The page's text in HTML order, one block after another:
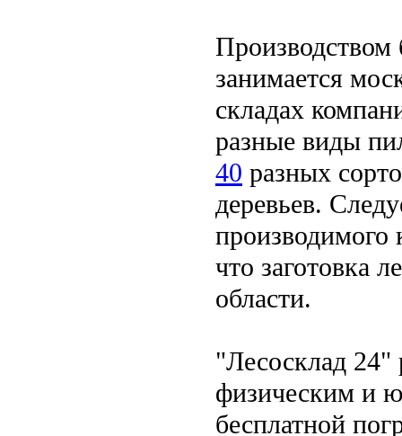
занимается
складах
разные виды
40 разных
деревьев.
производимого
что заготовка
области.
"Лесосклад 24"
физическим и
бесплатной